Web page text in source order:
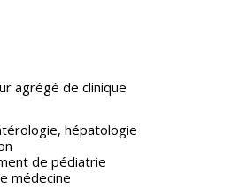
agrégé de clinique
hépatologie
de pédiatrie
médecine